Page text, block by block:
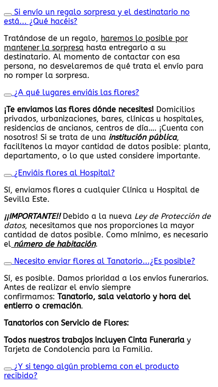
Si envío un regalo sorpresa y el destinatario no
está... ¿Qué hacéis?
Tratándose de un regalo, haremos lo posible por
mantener la sorpresa hasta entregarlo a su
destinatario. Al momento de contactar con esa
persona, no desvelaremos de qué trata el envío para
no romper la sorpresa.
¿A qué lugares enviáis las flores?
¡Te enviamos las flores dónde necesites! Domicilios
privados, urbanizaciones, bares, clínicas u hospitales,
residencias de ancianos, centros de día…. ¡Cuenta con
nosotros! Si se trata de una institución pública,
facilítenos la mayor cantidad de datos posible: planta,
departamento, o lo que usted considere importante.
¿Enviáis flores al Hospital?
Sí, enviamos flores a cualquier Clínica u Hospital de
Sevilla Este.
¡¡IMPORTANTE!! Debido a la nueva Ley de Protección de
datos, necesitamos que nos proporciones la mayor
cantidad de datos posible. Como mínimo, es necesario
el número de habitación.
Necesito enviar flores al Tanatorio...¿Es posible?
Sí, es posible. Damos prioridad a los envíos funerarios.
Antes de realizar el envío siempre
confirmamos: Tanatorio, sala velatorio y hora del
entierro o cremación.
Tanatorios con Servicio de Flores:
Todos nuestros trabajos incluyen Cinta Funeraria y
Tarjeta de Condolencia para la Familia.
¿Y si tengo algún problema con el producto
recibido?